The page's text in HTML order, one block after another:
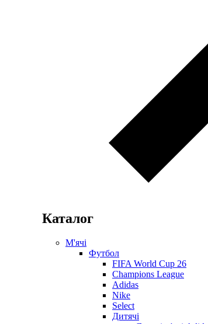
Каталог
М'ячі
Футбол
FIFA World Cup 26
Champions League
Adidas
Nike
Select
Дитячі